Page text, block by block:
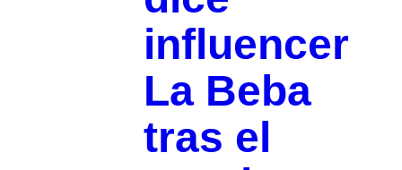
influencer
La Beba
tras el